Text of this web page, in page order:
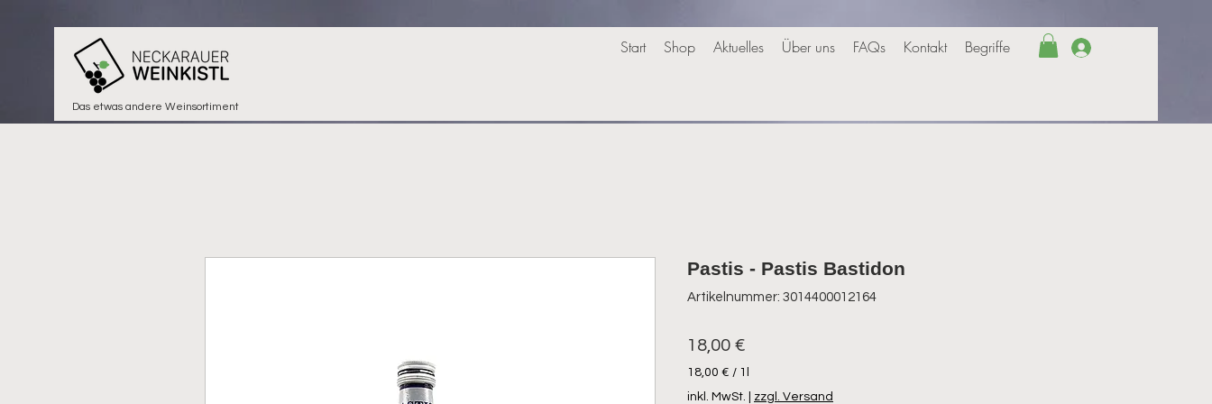
Das etwas andere Weinsortiment
Start Shop Aktuelles Über uns FAQs Kontakt Begriffe
Pastis - Pastis Bastidon
Artikelnummer: 3014400012164
18,00 €Preis
18,00 € / 1l
18,00 €
inkl. MwSt. zzgl. Versand